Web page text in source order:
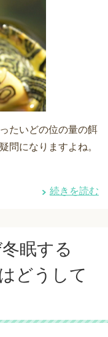
たいどの位の量の餌
問になりますよね。
続きを読む
眠する
どうして